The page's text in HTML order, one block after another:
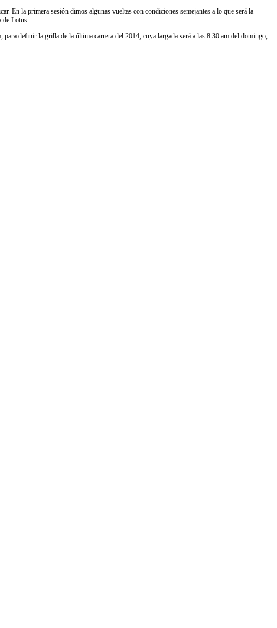
En la primera sesión dimos algunas vueltas con condiciones semejantes a lo que será la
Lotus.
definir la grilla de la última carrera del 2014, cuya largada será a las 8:30 am del domingo,